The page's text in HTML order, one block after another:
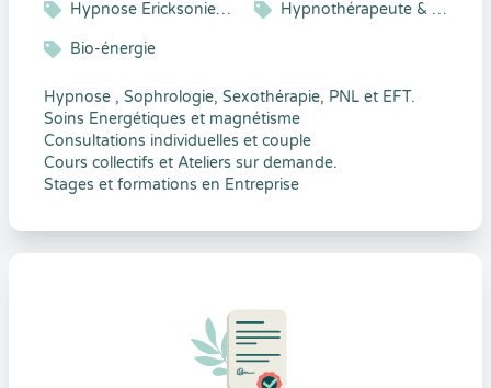
Hypnose Ericksonienne Hypnothérapeute & Sophrologue
Bio-énergie
Hypnose , Sophrologie, Sexothérapie, PNL et EFT.
Soins Energétiques et magnétisme
Consultations individuelles et couple
Cours collectifs et Ateliers sur demande.
Stages et formations en Entreprise